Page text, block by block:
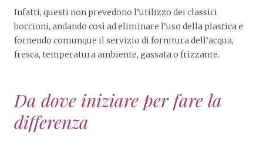
Infatti, questi non prevedono l’utilizzo dei classici
boccioni, andando così ad eliminare l’uso della plastica e
fornendo comunque il servizio di fornitura dell’acqua,
fresca, temperatura ambiente, gassata o frizzante.
Da dove iniziare per fare la
differenza